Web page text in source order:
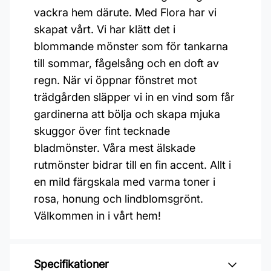
vackra hem därute. Med Flora har vi
skapat vårt. Vi har klätt det i
blommande mönster som för tankarna
till sommar, fågelsång och en doft av
regn. När vi öppnar fönstret mot
trädgården släpper vi in en vind som får
gardinerna att bölja och skapa mjuka
skuggor över fint tecknade
bladmönster. Våra mest älskade
rutmönster bidrar till en fin accent. Allt i
en mild färgskala med varma toner i
rosa, honung och lindblomsgrönt.
Välkommen in i vårt hem!
Specifikationer